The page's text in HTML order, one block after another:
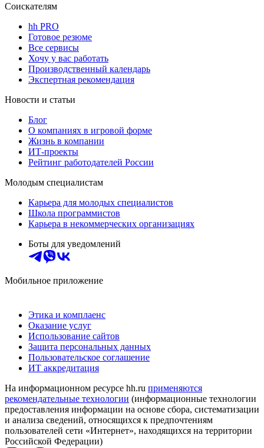
Соискателям
hh PRO
Готовое резюме
Все сервисы
Хочу у вас работать
Производственный календарь
Экспертная рекомендация
Новости и статьи
Блог
О компаниях в игровой форме
Жизнь в компании
ИТ-проекты
Рейтинг работодателей России
Молодым специалистам
Карьера для молодых специалистов
Школа программистов
Карьера в некоммерческих организациях
Боты для уведомлений
Мобильное приложение
Этика и комплаенс
Оказание услуг
Использование сайтов
Защита персональных данных
Пользовательское соглашение
ИТ аккредитация
На информационном ресурсе hh.ru применяются
рекомендательные технологии (информационные технологии
предоставления информации на основе сбора, систематизации
и анализа сведений, относящихся к предпочтениям
пользователей сети «Интернет», находящихся на территории
Российской Федерации)